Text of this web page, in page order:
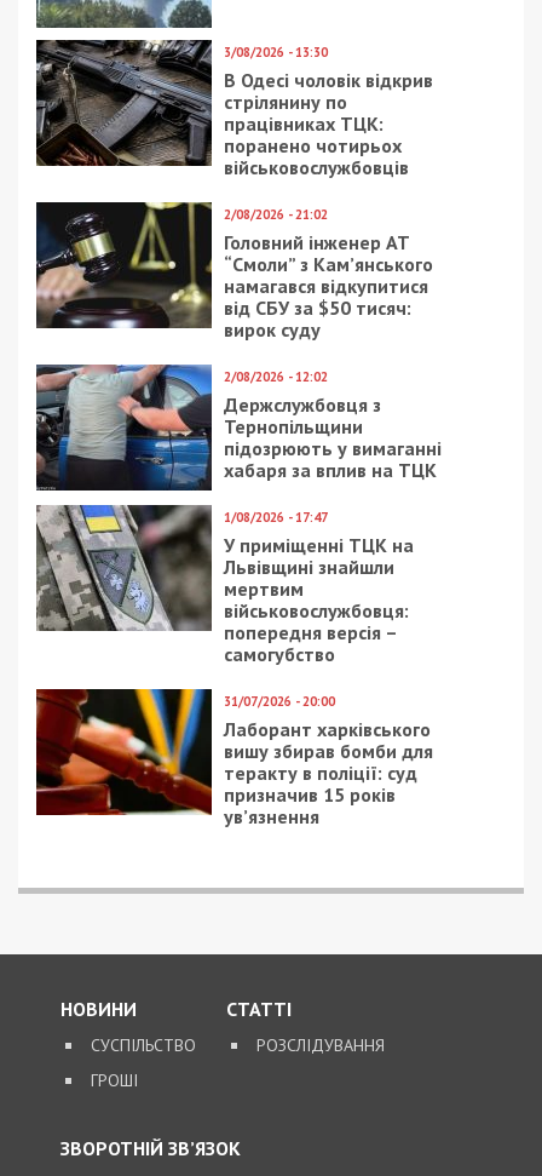
3/08/2026 - 13:30
В Одесі чоловік відкрив
стрілянину по
працівниках ТЦК:
поранено чотирьох
військовослужбовців
2/08/2026 - 21:02
Головний інженер АТ
“Смоли” з Кам’янського
намагався відкупитися
від СБУ за $50 тисяч:
вирок суду
2/08/2026 - 12:02
Держслужбовця з
Тернопільщини
підозрюють у вимаганні
хабаря за вплив на ТЦК
1/08/2026 - 17:47
У приміщенні ТЦК на
Львівщині знайшли
мертвим
військовослужбовця:
попередня версія –
самогубство
31/07/2026 - 20:00
Лаборант харківського
вишу збирав бомби для
теракту в поліції: суд
призначив 15 років
ув’язнення
НОВИНИ
СУСПІЛЬСТВО
ГРОШІ
СТАТТІ
РОЗСЛІДУВАННЯ
ЗВОРОТНІЙ ЗВ’ЯЗОК